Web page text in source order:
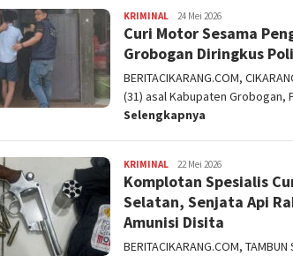
KRIMINAL admin
24 Mei 2026
Curi Motor Sesama
Grobogan Diringkus
BERITACIKARANG.COM,
(31) asal Kabupaten Grobogan,
Selengkapnya
KRIMINAL admin
22 Mei 2026
Komplotan Spesialis
Selatan, Senjata Api
Amunisi Disita
BERITACIKARANG.COM,